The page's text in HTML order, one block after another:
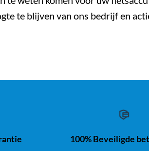
te blijven van ons bedrijf en
100% Beveiligde